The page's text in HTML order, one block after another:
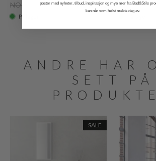
NOK 1.100 NOK 545
På lager
NOK 1.240
ANDRE HAR
SETT PÅ
SALE
poster med nyheter, tilbud, inspirasjon og mye mer fra Bad&Stils
kan når som helst melde deg av.